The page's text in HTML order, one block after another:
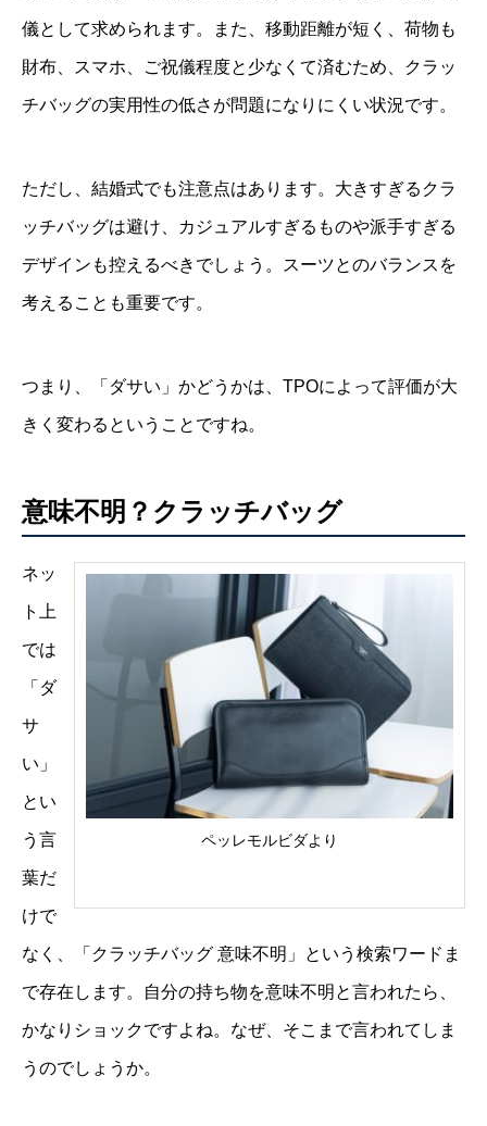
儀として求められます。また、移動距離が短く、荷物も
財布、スマホ、ご祝儀程度と少なくて済むため、クラッ
チバッグの実用性の低さが問題になりにくい状況です。
ただし、結婚式でも注意点はあります。大きすぎるクラ
ッチバッグは避け、カジュアルすぎるものや派手すぎる
デザインも控えるべきでしょう。スーツとのバランスを
考えることも重要です。
つまり、「ダサい」かどうかは、TPOによって評価が大
きく変わるということですね。
意味不明？クラッチバッグ
ペッレモルビダより
ネッ
ト上
では
「ダ
サ
い」
とい
う言
葉だ
けで
なく、「クラッチバッグ 意味不明」という検索ワードま
で存在します。自分の持ち物を意味不明と言われたら、
かなりショックですよね。なぜ、そこまで言われてしま
うのでしょうか。